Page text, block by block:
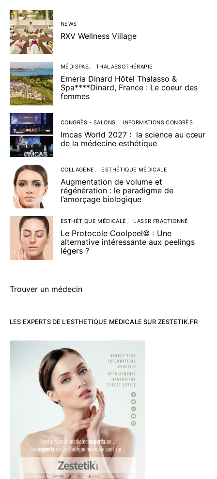
NEWS
RXV Wellness Village
MÉDISPAS THALASSOTHÉRAPIE
Emeria Dinard Hôtel Thalasso &
Spa****Dinard, France : Le coeur des
femmes
CONGRÈS - SALONS INFORMATIONS CONGRÈS
Imcas World 2027 : la science au cœur
de la médecine esthétique
COLLAGÈNE ESTHÉTIQUE MÉDICALE
Augmentation de volume et
régénération : le paradigme de
l’amorçage biologique
ESTHÉTIQUE MÉDICALE LASER FRACTIONNÉ
Le Protocole Coolpeel© : Une
alternative intéressante aux peelings
légers ?
Trouver un médecin
LES EXPERTS DE L’ESTHETIQUE MEDICALE SUR ZESTETIK.FR